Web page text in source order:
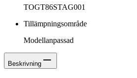
TOGT86STAG001
Tillämpningsområde
Modellanpassad
Beskrivning